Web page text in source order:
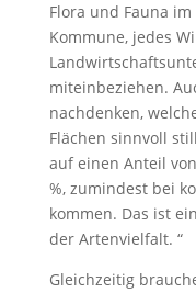
Flora und Fauna
Kommune, jedes
miteinbeziehen.
nachdenken,
Flächen sinnvoll
auf einen Anteil
%, zumindest bei
kommen. Das ist
der Artenvielfalt. “
Gleichzeitig